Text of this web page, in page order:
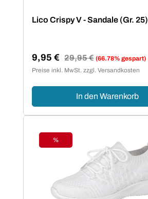
Lico Crispy V - Sandale (Gr. 25)
Verkaufspreis:
9,95 € Regulärer Preis:
29,95 € (66.78% gespart)
Preise inkl. MwSt. zzgl. Versandkosten
In den Warenkorb
Rabatt
%